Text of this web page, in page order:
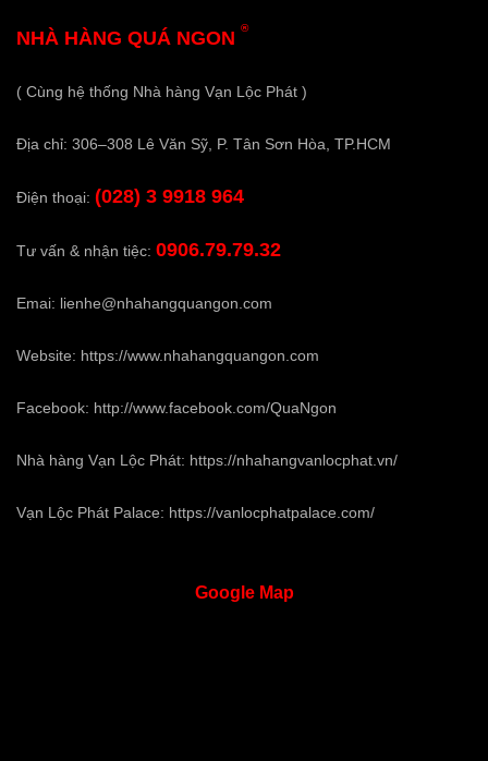
NHÀ HÀNG QUÁ NGON ®
( Cùng hệ thống Nhà hàng Vạn Lộc Phát )
Địa chỉ: 306–308 Lê Văn Sỹ, P. Tân Sơn Hòa, TP.HCM
Điện thoại: (028) 3 9918 964
Tư vấn & nhận tiệc: 0906.79.79.32
Emai: lienhe@nhahangquangon.com
Website: https://www.nhahangquangon.com
Facebook: http://www.facebook.com/QuaNgon
Nhà hàng Vạn Lộc Phát: https://nhahangvanlocphat.vn/
Vạn Lộc Phát Palace: https://vanlocphatpalace.com/
GoogleMap